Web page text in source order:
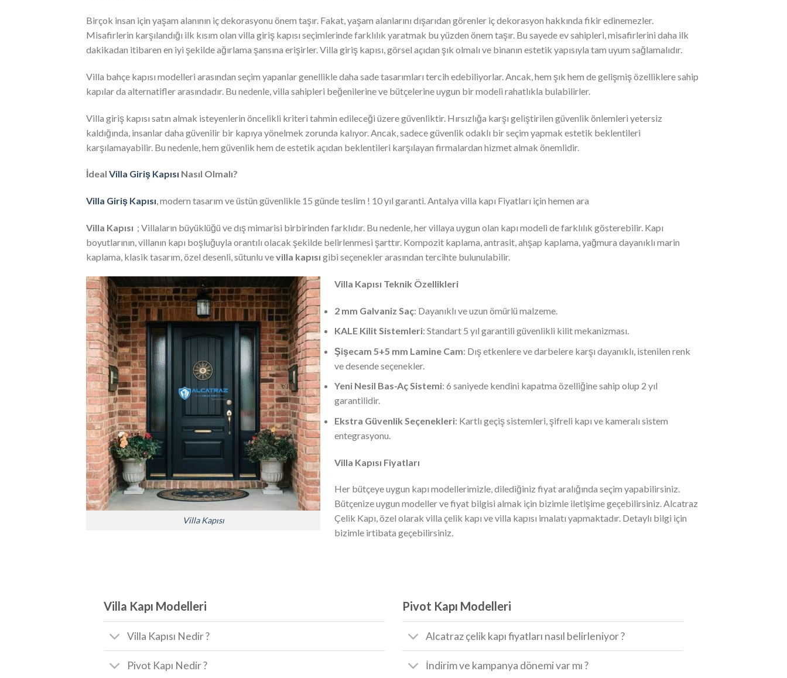
Birçok insan için yaşam alanının iç dekorasyonu önem taşır. Fakat, yaşam alanlarını dışarıdan görenler iç dekorasyon hakkında fikir edinemezler.
Misafirlerin karşılandığı ilk kısım olan villa giriş kapısı seçimlerinde farklılık yaratmak bu yüzden önem taşır. Bu sayede ev sahipleri, misafirlerini daha ilk
dakikadan itibaren en iyi şekilde ağırlama şansına erişirler. Villa giriş kapısı, görsel açıdan şık olmalı ve binanın estetik yapısıyla tam uyum sağlamalıdır.
Villa bahçe kapısı modelleri arasından seçim yapanlar genellikle daha sade tasarımları tercih edebiliyorlar. Ancak, hem şık hem de gelişmiş özelliklere sahip
kapılar da alternatifler arasındadır. Bu nedenle, villa sahipleri beğenilerine ve bütçelerine uygun bir modeli rahatlıkla bulabilirler.
Villa giriş kapısı satın almak isteyenlerin öncelikli kriteri tahmin edileceği üzere güvenliktir. Hırsızlığa karşı geliştirilen güvenlik önlemleri yetersiz
kaldığında, insanlar daha güvenilir bir kapıya yönelmek zorunda kalıyor. Ancak, sadece güvenlik odaklı bir seçim yapmak estetik beklentileri
karşılamayabilir. Bu nedenle, hem güvenlik hem de estetik açıdan beklentileri karşılayan firmalardan hizmet almak önemlidir.
İdeal Villa Giriş Kapısı Nasıl Olmalı?
Villa Giriş Kapısı, modern tasarım ve üstün güvenlikle 15 günde teslim ! 10 yıl garanti. Antalya villa kapı Fiyatları için hemen ara
Villa Kapısı ; Villaların büyüklüğü ve dış mimarisi birbirinden farklıdır. Bu nedenle, her villaya uygun olan kapı modeli de farklılık gösterebilir. Kapı
boyutlarının, villanın kapı boşluğuyla orantılı olacak şekilde belirlenmesi şarttır. Kompozit kaplama, antrasit, ahşap kaplama, yağmura dayanıklı marin
kaplama, klasik tasarım, özel desenli, sütunlu vevilla kapısı gibi seçenekler arasından tercihte bulunulabilir.
Villa Kapısı
Villa Kapısı Teknik Özellikleri
2 mm Galvaniz Saç: Dayanıklı ve uzun ömürlü malzeme.
KALE Kilit Sistemleri: Standart 5 yıl garantili güvenlikli kilit mekanizması.
Şişecam 5+5 mm Lamine Cam: Dış etkenlere ve darbelere karşı dayanıklı, istenilen renk
ve desende seçenekler.
Yeni Nesil Bas-Aç Sistemi: 6 saniyede kendini kapatma özelliğine sahip olup 2 yıl
garantilidir.
Ekstra Güvenlik Seçenekleri: Kartlı geçiş sistemleri, şifreli kapı ve kameralı sistem
entegrasyonu.
Villa Kapısı Fiyatları
Her bütçeye uygun kapı modellerimizle, dilediğiniz fiyat aralığında seçim yapabilirsiniz.
Bütçenize uygun modeller ve fiyat bilgisi almak için bizimle iletişime geçebilirsiniz. Alcatraz
Çelik Kapı, özel olarak villa çelik kapı ve villa kapısı imalatı yapmaktadır. Detaylı bilgi için
bizimle irtibata geçebilirsiniz.
Villa Kapı Modelleri
Villa Kapısı Nedir ?
Pivot Kapı Nedir ?
Pivot Kapı Modelleri
Alcatraz çelik kapı fiyatları nasıl belirleniyor ?
İndirim ve kampanya dönemi var mı ?